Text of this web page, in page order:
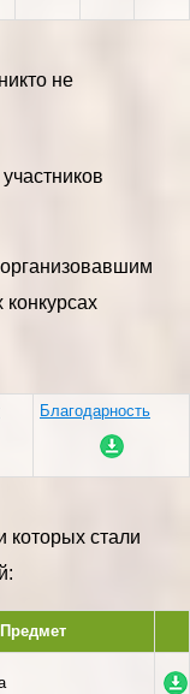
не
конкурсах
Благодарность
которых стали
Предмет